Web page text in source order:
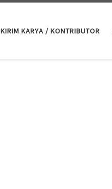
KIRIM KARYA / KONTRIBUTOR